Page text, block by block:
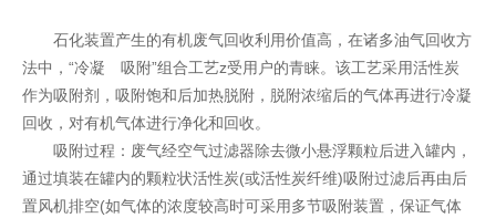
石化装置产生的有机废气回收利用价值高，在诸多油气回收方
法中，“冷凝 吸附”组合工艺z受用户的青睐。该工艺采用活性炭
作为吸附剂，吸附饱和后加热脱附，脱附浓缩后的气体再进行冷凝
回收，对有机气体进行净化和回收。
吸附过程：废气经空气过滤器除去微小悬浮颗粒后进入罐内，
通过填装在罐内的颗粒状活性炭(或活性炭纤维)吸附过滤后再由后
置风机排空(如气体的浓度较高时可采用多节吸附装置，保证气体